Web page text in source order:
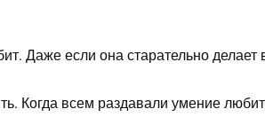
Даже если она старательно делает
Когда всем раздавали умение